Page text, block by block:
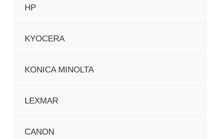
HP
KYOCERA
KONICA MINOLTA
LEXMAR
CANON